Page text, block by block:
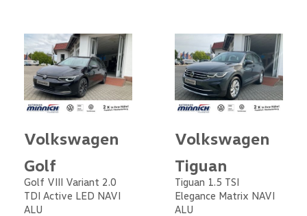
Volkswagen
Golf
Golf VIII Variant 2.0
TDI Active LED NAVI
ALU
Volkswagen
Tiguan
Tiguan 1.5 TSI
Elegance Matrix NAVI
ALU